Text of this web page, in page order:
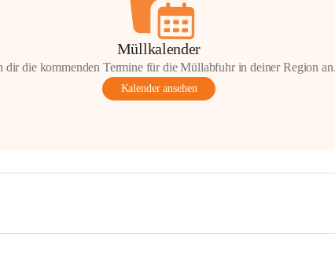
Müllkalender
dir die kommenden Termine für die Müllabfuhr in deiner Region
Kalender ansehen